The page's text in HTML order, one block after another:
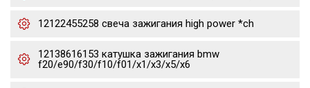
12122455258 свеча зажигания high power *ch
12138616153 катушка зажигания bmw
f20/e90/f30/f10/f01/x1/x3/x5/x6